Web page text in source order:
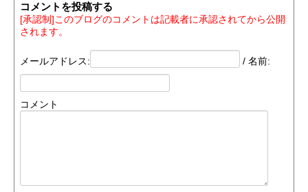
コメントを投稿する
[承認制]このブログのコメントは記載者に承認されてから公開
されます。
メールアドレス: / 名前:
コメント